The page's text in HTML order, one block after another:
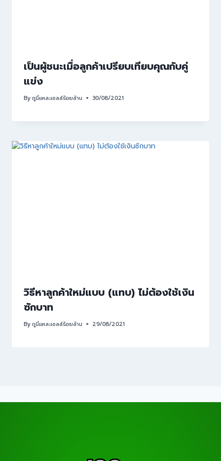
เป็นผู้ชนะเมื่อลูกค้าเปรียบเทียบคุณกับคู่
แข่ง
Byกูนี่แหละเซลล์ร้อยล้าน 30/08/2021
วิธีหาลูกค้าใหม่แบบ (แทบ) ไม่ต้องใช้เงิน
ซักบาท
Byกูนี่แหละเซลล์ร้อยล้าน 29/08/2021